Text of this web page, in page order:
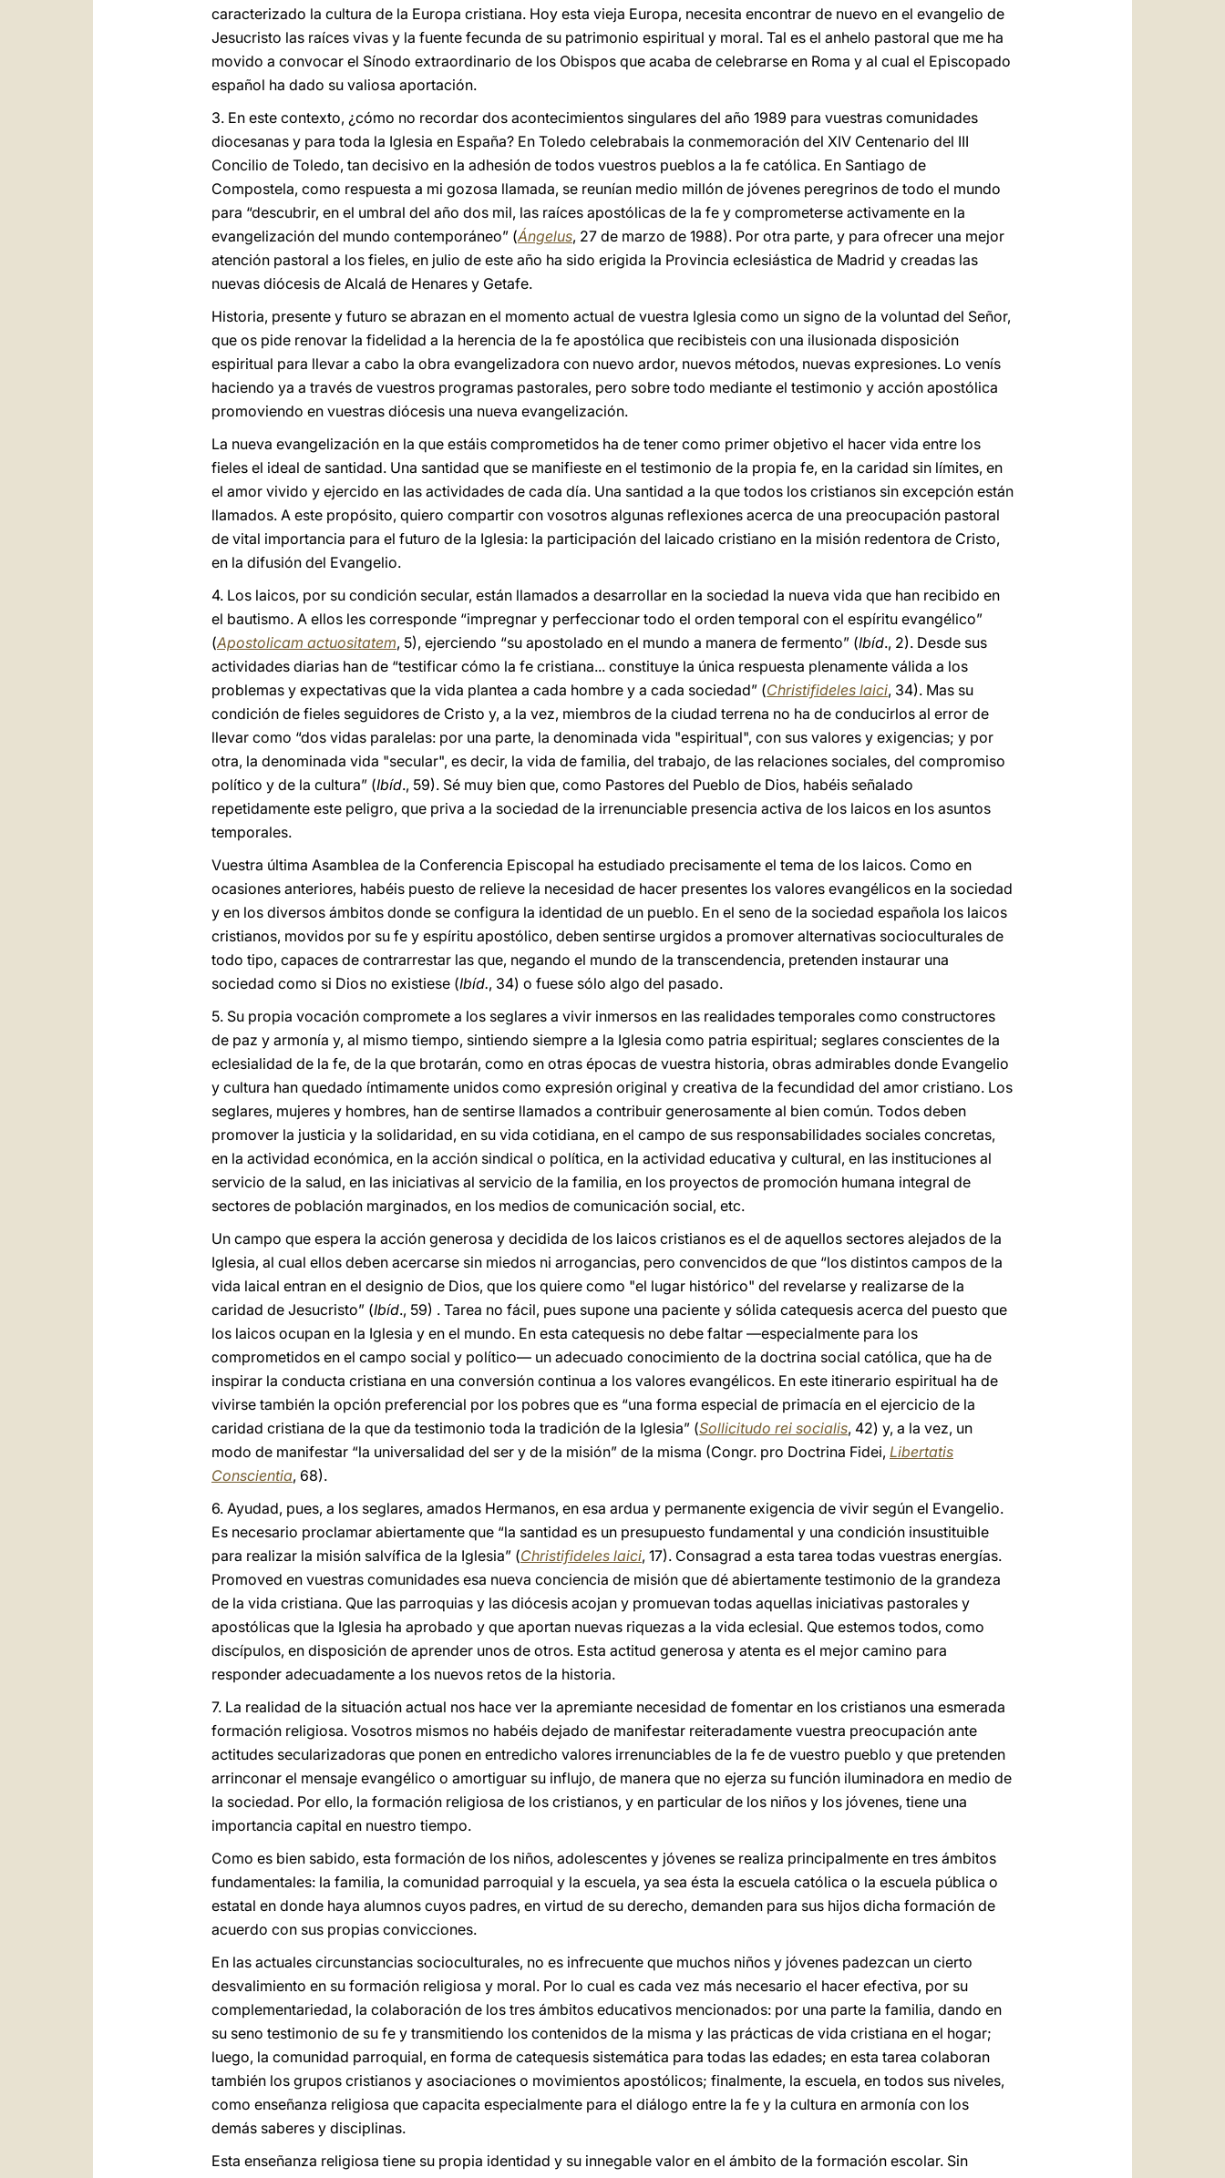
caracterizado la cultura de la Europa cristiana. Hoy esta vieja Europa, necesita encontrar de nuevo en el evangelio de
Jesucristo las raíces vivas y la fuente fecunda de su patrimonio espiritual y moral. Tal es el anhelo pastoral que me ha
movido a convocar el Sínodo extraordinario de los Obispos que acaba de celebrarse en Roma y al cual el Episcopado
español ha dado su valiosa aportación.
3. En este contexto, ¿cómo no recordar dos acontecimientos singulares del año 1989 para vuestras comunidades
diocesanas y para toda la Iglesia en España? En Toledo celebrabais la conmemoración del XIV Centenario del III
Concilio de Toledo, tan decisivo en la adhesión de todos vuestros pueblos a la fe católica. En Santiago de
Compostela, como respuesta a mi gozosa llamada, se reunían medio millón de jóvenes peregrinos de todo el mundo
para “descubrir, en el umbral del año dos mil, las raíces apostólicas de la fe y comprometerse activamente en la
evangelización del mundo contemporáneo” (Ángelus, 27 de marzo de 1988). Por otra parte, y para ofrecer una mejor
atención pastoral a los fieles, en julio de este año ha sido erigida la Provincia eclesiástica de Madrid y creadas las
nuevas diócesis de Alcalá de Henares y Getafe.
Historia, presente y futuro se abrazan en el momento actual de vuestra Iglesia como un signo de la voluntad del Señor,
que os pide renovar la fidelidad a la herencia de la fe apostólica que recibisteis con una ilusionada disposición
espiritual para llevar a cabo la obra evangelizadora con nuevo ardor, nuevos métodos, nuevas expresiones. Lo venís
haciendo ya a través de vuestros programas pastorales, pero sobre todo mediante el testimonio y acción apostólica
promoviendo en vuestras diócesis una nueva evangelización.
La nueva evangelización en la que estáis comprometidos ha de tener como primer objetivo el hacer vida entre los
fieles el ideal de santidad. Una santidad que se manifieste en el testimonio de la propia fe, en la caridad sin límites, en
el amor vivido y ejercido en las actividades de cada día. Una santidad a la que todos los cristianos sin excepción están
llamados. A este propósito, quiero compartir con vosotros algunas reflexiones acerca de una preocupación pastoral
de vital importancia para el futuro de la Iglesia: la participación del laicado cristiano en la misión redentora de Cristo,
en la difusión del Evangelio.
4. Los laicos, por su condición secular, están llamados a desarrollar en la sociedad la nueva vida que han recibido en
el bautismo. A ellos les corresponde “impregnar y perfeccionar todo el orden temporal con el espíritu evangélico”
(Apostolicam actuositatem, 5), ejerciendo “su apostolado en el mundo a manera de fermento” (Ibíd., 2). Desde sus
actividades diarias han de “testificar cómo la fe cristiana... constituye la única respuesta plenamente válida a los
problemas y expectativas que la vida plantea a cada hombre y a cada sociedad” (Christifideles laici, 34). Mas su
condición de fieles seguidores de Cristo y, a la vez, miembros de la ciudad terrena no ha de conducirlos al error de
llevar como “dos vidas paralelas: por una parte, la denominada vida "espiritual", con sus valores y exigencias; y por
otra, la denominada vida "secular", es decir, la vida de familia, del trabajo, de las relaciones sociales, del compromiso
político y de la cultura” (Ibíd., 59). Sé muy bien que, como Pastores del Pueblo de Dios, habéis señalado
repetidamente este peligro, que priva a la sociedad de la irrenunciable presencia activa de los laicos en los asuntos
temporales.
Vuestra última Asamblea de la Conferencia Episcopal ha estudiado precisamente el tema de los laicos. Como en
ocasiones anteriores, habéis puesto de relieve la necesidad de hacer presentes los valores evangélicos en la sociedad
y en los diversos ámbitos donde se configura la identidad de un pueblo. En el seno de la sociedad española los laicos
cristianos, movidos por su fe y espíritu apostólico, deben sentirse urgidos a promover alternativas socioculturales de
todo tipo, capaces de contrarrestar las que, negando el mundo de la transcendencia, pretenden instaurar una
sociedad como si Dios no existiese (Ibíd., 34) o fuese sólo algo del pasado.
5. Su propia vocación compromete a los seglares a vivir inmersos en las realidades temporales como constructores
de paz y armonía y, al mismo tiempo, sintiendo siempre a la Iglesia como patria espiritual; seglares conscientes de la
eclesialidad de la fe, de la que brotarán, como en otras épocas de vuestra historia, obras admirables donde Evangelio
y cultura han quedado íntimamente unidos como expresión original y creativa de la fecundidad del amor cristiano. Los
seglares, mujeres y hombres, han de sentirse llamados a contribuir generosamente al bien común. Todos deben
promover la justicia y la solidaridad, en su vida cotidiana, en el campo de sus responsabilidades sociales concretas,
en la actividad económica, en la acción sindical o política, en la actividad educativa y cultural, en las instituciones al
servicio de la salud, en las iniciativas al servicio de la familia, en los proyectos de promoción humana integral de
sectores de población marginados, en los medios de comunicación social, etc.
Un campo que espera la acción generosa y decidida de los laicos cristianos es el de aquellos sectores alejados de la
Iglesia, al cual ellos deben acercarse sin miedos ni arrogancias, pero convencidos de que “los distintos campos de la
vida laical entran en el designio de Dios, que los quiere como "el lugar histórico" del revelarse y realizarse de la
caridad de Jesucristo” (Ibíd., 59) . Tarea no fácil, pues supone una paciente y sólida catequesis acerca del puesto que
los laicos ocupan en la Iglesia y en el mundo. En esta catequesis no debe faltar —especialmente para los
comprometidos en el campo social y político— un adecuado conocimiento de la doctrina social católica, que ha de
inspirar la conducta cristiana en una conversión continua a los valores evangélicos. En este itinerario espiritual ha de
vivirse también la opción preferencial por los pobres que es “una forma especial de primacía en el ejercicio de la
caridad cristiana de la que da testimonio toda la tradición de la Iglesia” (Sollicitudo rei socialis, 42) y, a la vez, un
modo de manifestar “la universalidad del ser y de la misión” de la misma (Congr. pro Doctrina Fidei, Libertatis
Conscientia, 68).
6. Ayudad, pues, a los seglares, amados Hermanos, en esa ardua y permanente exigencia de vivir según el Evangelio.
Es necesario proclamar abiertamente que “la santidad es un presupuesto fundamental y una condición insustituible
para realizar la misión salvífica de la Iglesia” (Christifideles laici, 17). Consagrad a esta tarea todas vuestras energías.
Promoved en vuestras comunidades esa nueva conciencia de misión que dé abiertamente testimonio de la grandeza
de la vida cristiana. Que las parroquias y las diócesis acojan y promuevan todas aquellas iniciativas pastorales y
apostólicas que la Iglesia ha aprobado y que aportan nuevas riquezas a la vida eclesial. Que estemos todos, como
discípulos, en disposición de aprender unos de otros. Esta actitud generosa y atenta es el mejor camino para
responder adecuadamente a los nuevos retos de la historia.
7. La realidad de la situación actual nos hace ver la apremiante necesidad de fomentar en los cristianos una esmerada
formación religiosa. Vosotros mismos no habéis dejado de manifestar reiteradamente vuestra preocupación ante
actitudes secularizadoras que ponen en entredicho valores irrenunciables de la fe de vuestro pueblo y que pretenden
arrinconar el mensaje evangélico o amortiguar su influjo, de manera que no ejerza su función iluminadora en medio de
la sociedad. Por ello, la formación religiosa de los cristianos, y en particular de los niños y los jóvenes, tiene una
importancia capital en nuestro tiempo.
Como es bien sabido, esta formación de los niños, adolescentes y jóvenes se realiza principalmente en tres ámbitos
fundamentales: la familia, la comunidad parroquial y la escuela, ya sea ésta la escuela católica o la escuela pública o
estatal en donde haya alumnos cuyos padres, en virtud de su derecho, demanden para sus hijos dicha formación de
acuerdo con sus propias convicciones.
En las actuales circunstancias socioculturales, no es infrecuente que muchos niños y jóvenes padezcan un cierto
desvalimiento en su formación religiosa y moral. Por lo cual es cada vez más necesario el hacer efectiva, por su
complementariedad, la colaboración de los tres ámbitos educativos mencionados: por una parte la familia, dando en
su seno testimonio de su fe y transmitiendo los contenidos de la misma y las prácticas de vida cristiana en el hogar;
luego, la comunidad parroquial, en forma de catequesis sistemática para todas las edades; en esta tarea colaboran
también los grupos cristianos y asociaciones o movimientos apostólicos; finalmente, la escuela, en todos sus niveles,
como enseñanza religiosa que capacita especialmente para el diálogo entre la fe y la cultura en armonía con los
demás saberes y disciplinas.
Esta enseñanza religiosa tiene su propia identidad y su innegable valor en el ámbito de la formación escolar. Sin